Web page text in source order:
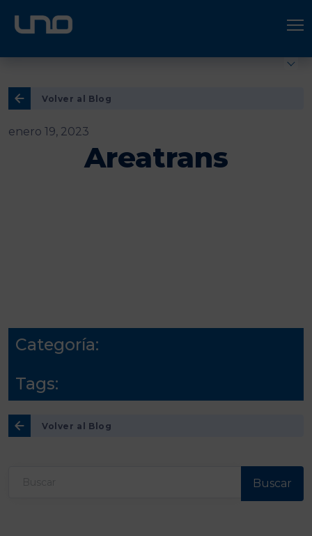
ÚNETE A UNO LOGÍSTICA
Volver al Blog
enero 19, 2023
Areatrans
Categoría:
Tags:
Volver al Blog
Buscar